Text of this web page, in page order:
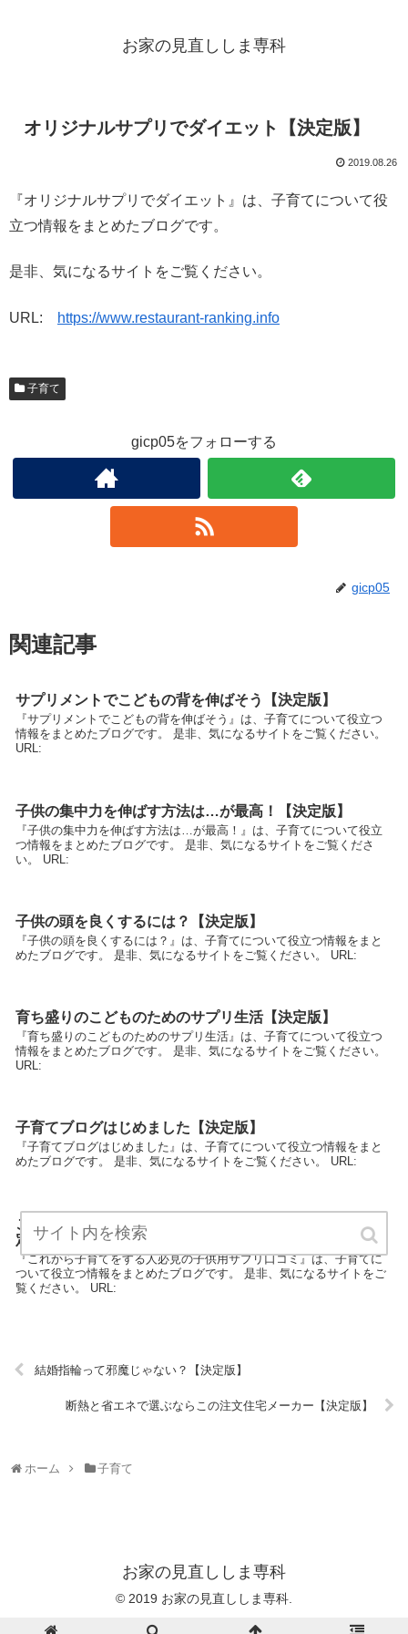
お家の見直ししま専科
オリジナルサプリでダイエット【決定版】
2019.08.26
『オリジナルサプリでダイエット』は、子育てについて役
立つ情報をまとめたブログです。
是非、気になるサイトをご覧ください。
URL: https://www.restaurant-ranking.info
子育て
gicp05をフォローする
gicp05
関連記事
サプリメントでこどもの背を伸ばそう【決定版】
『サプリメントでこどもの背を伸ばそう』は、子育てについて役立つ
情報をまとめたブログです。 是非、気になるサイトをご覧ください。
URL:
子供の集中力を伸ばす方法は…が最高！【決定版】
『子供の集中力を伸ばす方法は…が最高！』は、子育てについて役立
つ情報をまとめたブログです。 是非、気になるサイトをご覧くださ
い。 URL:
子供の頭を良くするには？【決定版】
『子供の頭を良くするには？』は、子育てについて役立つ情報をまと
めたブログです。 是非、気になるサイトをご覧ください。 URL:
育ち盛りのこどものためのサプリ生活【決定版】
『育ち盛りのこどものためのサプリ生活』は、子育てについて役立つ
情報をまとめたブログです。 是非、気になるサイトをご覧ください。
URL:
子育てブログはじめました【決定版】
『子育てブログはじめました』は、子育てについて役立つ情報をまと
めたブログです。 是非、気になるサイトをご覧ください。 URL:
これから子育てをする人必見の子供用サプリ口コミ【決
定版】
『これから子育てをする人必見の子供用サプリ口コミ』は、子育てに
ついて役立つ情報をまとめたブログです。 是非、気になるサイトをご
覧ください。 URL:
結婚指輪って邪魔じゃない？【決定版】
断熱と省エネで選ぶならこの注文住宅メーカー【決定版】
ホーム 子育て
お家の見直ししま専科
© 2019 お家の見直ししま専科.